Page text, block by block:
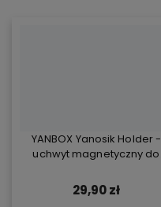
YANBOX Yanosik Holder -
uchwyt magnetyczny do
telefonu
29,90 zł